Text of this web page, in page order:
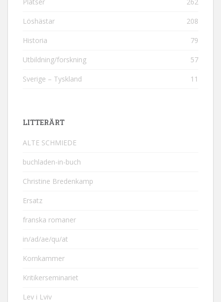
Löshästar 208
Historia 79
Utbildning/forskning 57
Sverige – Tyskland 11
LITTERÄRT
ALTE SCHMIEDE
buchladen-in-buch
Christine Bredenkamp
Ersatz
franska romaner
in/ad/ae/qu/at
Kornkammer
Kritikerseminariet
Lev i Lviv